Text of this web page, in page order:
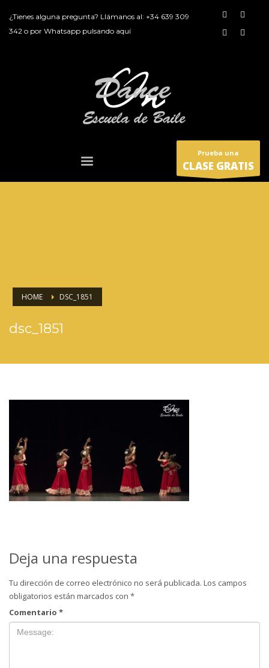
¿Tienes alguna pregunta? Llámanos al: +34 639 309
342 o por Whatsapp pulsando aquí
Prueba una
CLASE GRATIS
HOME DSC_1851
dsc_1851
Deja una respuesta
Tu dirección de correo electrónico no será publicada. Los campos
obligatorios están marcados con *
Comentario *